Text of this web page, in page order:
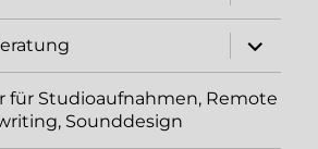
öffnen
für Studioaufnahmen, Remote
Sounddesign